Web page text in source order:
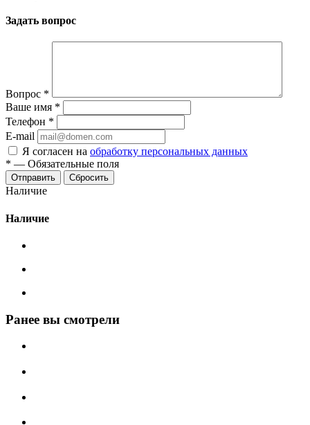
Задать вопрос
Вопрос *
Ваше имя *
Телефон *
E-mail
Я согласен на обработку персональных данных
* — Обязательные поля
Сбросить
Наличие
Наличие
Ранее вы смотрели